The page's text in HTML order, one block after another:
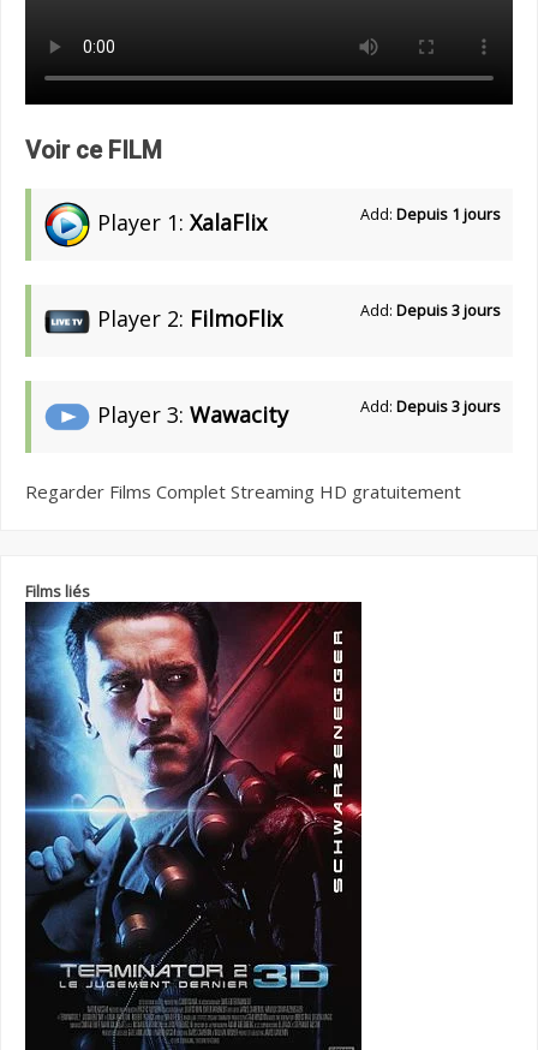
Voir ce FILM
Player 1: XalaFlix Add: Depuis 1 jours
Player 2: FilmoFlix Add: Depuis 3 jours
Player 3: Wawacity Add: Depuis 3 jours
Regarder Films Complet Streaming HD gratuitement
Films liés